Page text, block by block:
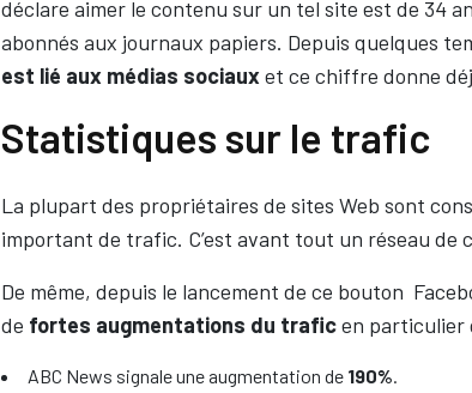
déclare aimer le contenu sur un tel site est de 34
abonnés aux journaux papiers. Depuis quelques
est lié aux médias sociauxet ce chiffre donne
Statistiques sur le trafic
La plupart des propriétaires de sites Web sont
important de trafic. C’est avant tout un réseau de
De même, depuis le lancement de ce bouton
de fortes augmentations du traficen particulier
ABC News signale une augmentation de 190%.